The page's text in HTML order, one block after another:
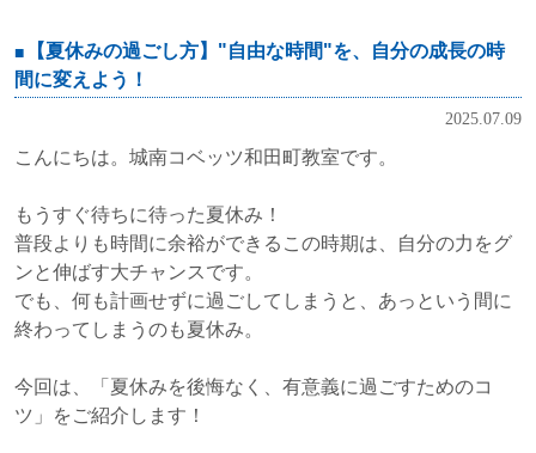
【夏休みの過ごし方】"自由な時間"を、自分の成長の時
間に変えよう！
2025.07.09
こんにちは。城南コベッツ和田町教室です。
もうすぐ待ちに待った夏休み！
普段よりも時間に余裕ができるこの時期は、自分の力をグ
ンと伸ばす大チャンスです。
でも、何も計画せずに過ごしてしまうと、あっという間に
終わってしまうのも夏休み。
今回は、「夏休みを後悔なく、有意義に過ごすためのコ
ツ」をご紹介します！